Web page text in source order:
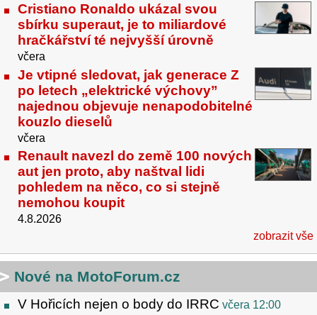
Cristiano Ronaldo ukázal svou
sbírku superaut, je to miliardové
hračkářství té nejvyšší úrovně
včera
Je vtipné sledovat, jak generace Z
po letech „elektrické výchovy”
najednou objevuje nenapodobitelné
kouzlo dieselů
včera
Renault navezl do země 100 nových
aut jen proto, aby naštval lidi
pohledem na něco, co si stejně
nemohou koupit
4.8.2026
zobrazit vše
Nové na MotoForum.cz
V Hořicích nejen o body do IRRC včera 12:00